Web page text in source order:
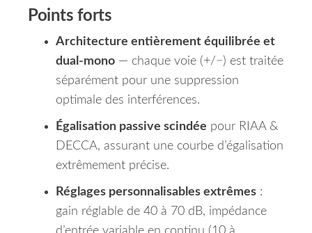
Points forts
Architecture entièrement équilibrée et
dual‑mono — chaque voie (+/−) est traitée
séparément pour une suppression
optimale des interférences.
Égalisation passive scindée pour RIAA &
DECCA, assurant une courbe d’égalisation
extrêmement précise.
Réglages personnalisables extrêmes :
gain réglable de 40 à 70 dB, impédance